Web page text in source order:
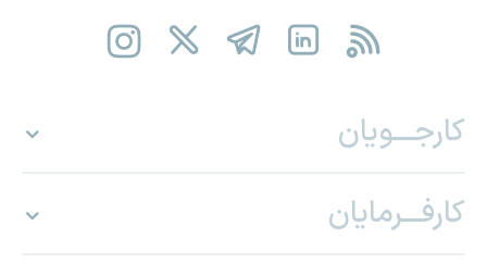
کارجـــویان
کارفـــرمایان